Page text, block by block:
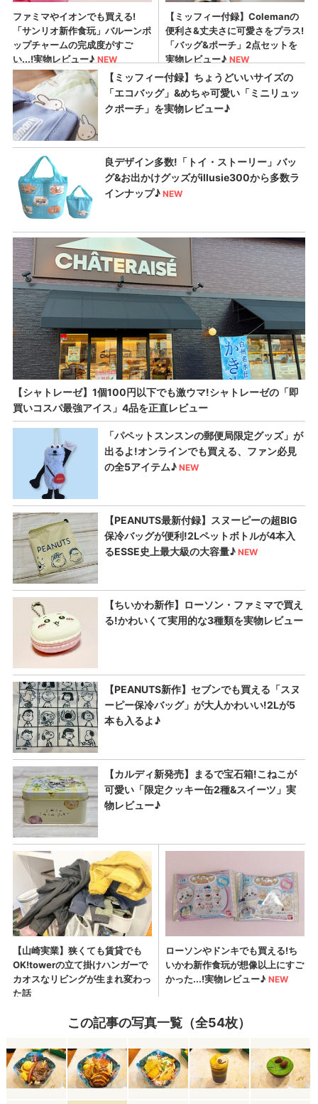
この記事の写真一覧（全54枚）